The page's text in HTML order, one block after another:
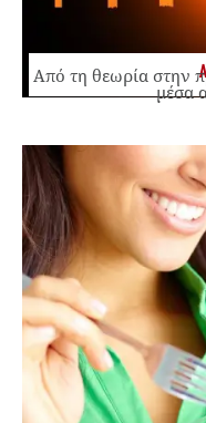
Από τη θεωρία στην
μέσα